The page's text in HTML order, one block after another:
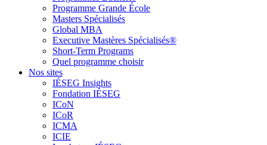
Programme Grande École
Masters Spécialisés
Global MBA
Executive Mastères Spécialisés®
Short-Term Programs
Quel programme choisir
Nos sites
IÉSEG Insights
Fondation IÉSEG
ICoN
ICoR
ICMA
ICIE